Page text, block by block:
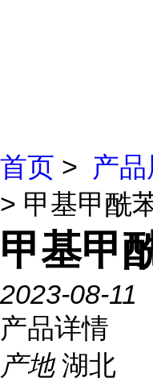
首页 > 产
> 甲基甲酰
甲基甲
2023-08-11
产品详情
产地 湖北